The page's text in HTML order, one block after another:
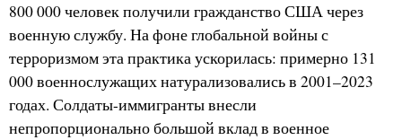
800 000 человек получили гражданство США через
военную службу. На фоне глобальной войны с
терроризмом эта практика ускорилась: примерно 131
000 военнослужащих натурализовались в 2001–2023
годах. Солдаты-иммигранты внесли
непропорционально большой вклад в военное